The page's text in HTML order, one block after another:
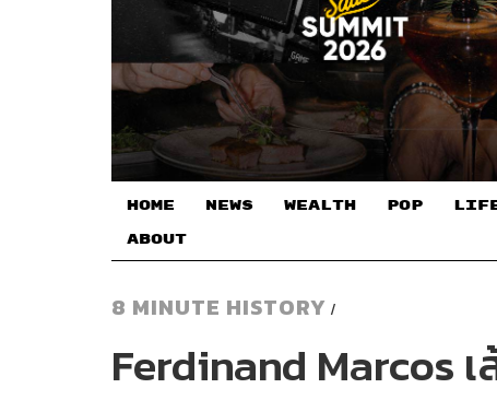
HOME NEWS WEALTH POP
ABOUT
8 MINUTE HISTORY /
Ferdinand Marcos